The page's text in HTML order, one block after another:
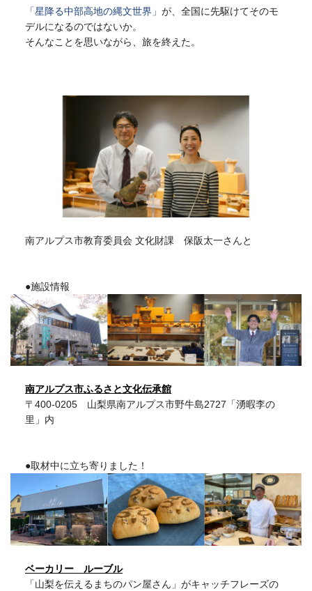
「星降る中部高地の縄文世界」 が、全国に先駆けてそのモ
デルになるのではないか。
そんなことを思いながら、旅を終えた。
南アルプス市教育委員会 文化財課 保阪太一さんと
●施設情報
南アルプス市ふるさと文化伝承館
〒400-0205 山梨県南アルプス市野牛島2727「湧暇李の
里」内
●取材中に立ち寄りました！
ベーカリー ルーブル
「山梨を伝えるまちのパン屋さん」がキャッチフレーズの